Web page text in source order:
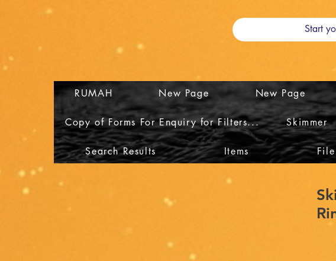
RUMAH New Page New Page
Copy of Forms For Enquiry for Filters... Skimmer
Search Results Items